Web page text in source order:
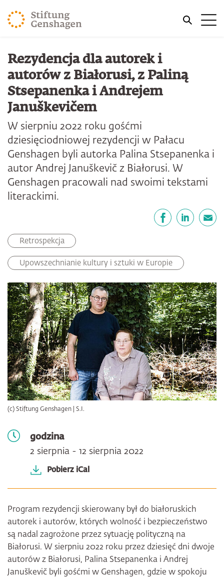
PRZJDŹ DO TREŚCI GŁÓWNEJ
PRZEJDŹ DO WYSZUKIWARKI
Rezydencja dla autorek i
autorów z Białorusi, z Paliną
Stsepanenka i Andrejem
Januškevičem
W sierpniu 2022 roku gośćmi
dziesięciodniowej rezydencji w Pałacu
Genshagen byli autorka Palina Stsepanenka i
autor Andrej Januškevič z Białorusi. W
Genshagen pracowali nad swoimi tekstami
literackimi.
Retrospekcja
Upowszechnianie kultury i sztuki w Europie
(c) Stiftung Genshagen | S.I.
godzina
2 sierpnia - 12 sierpnia 2022
Pobierz iCal
Program rezydencji skierowany był do białoruskich
autorek i autorów, których wolność i bezpieczeństwo
są nadal zagrożone przez sytuację polityczną na
Białorusi. W sierpniu 2022 roku przez dziesięć dni dwoje
autorów z Białorusi, Palina Stsepanenka i Andrej
Januškevič byli gośćmi w Genshagen, gdzie w spokoju